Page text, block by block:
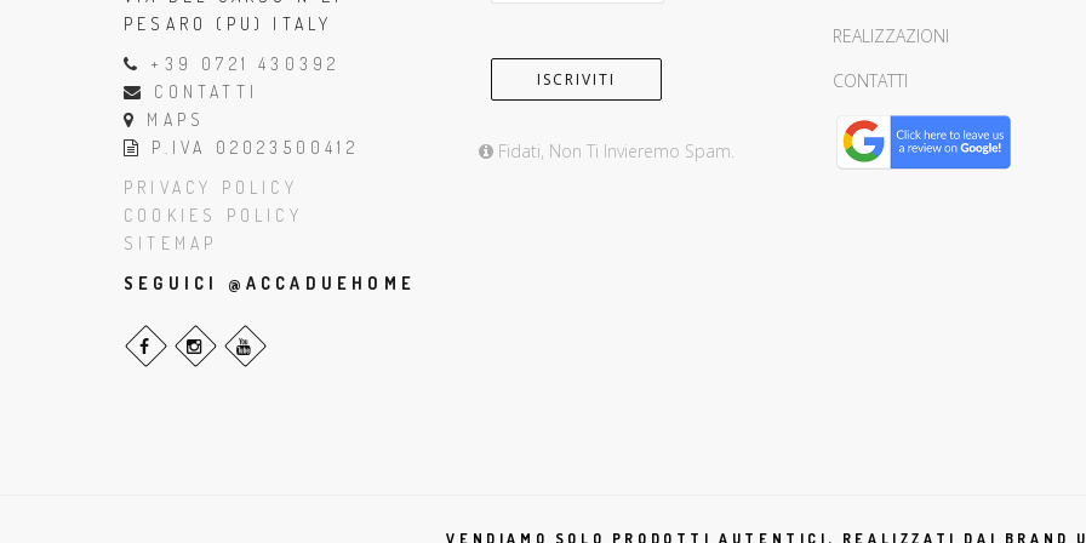
PESARO (PU) ITALY
+39 0721 430392
CONTATTI
MAPS
P.IVA 02023500412
PRIVACY POLICY
COOKIES POLICY
SITEMAP
SEGUICI @ACCADUEHOME
Fidati, Non Ti Invieremo Spam.
REALIZZAZIONI
CONTATTI
VENDIAMO SOLO PRODOTTI AUTENTICI, REALIZZATI DAI BRAND